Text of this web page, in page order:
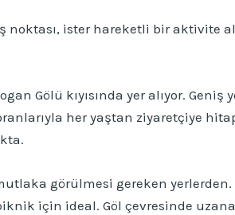
noktası, ister hareketli bir aktivite
Gölü kıyısında yer alıyor. Geniş
her yaştan ziyaretçiye
görülmesi gereken yerlerden.
için ideal. Göl çevresinde